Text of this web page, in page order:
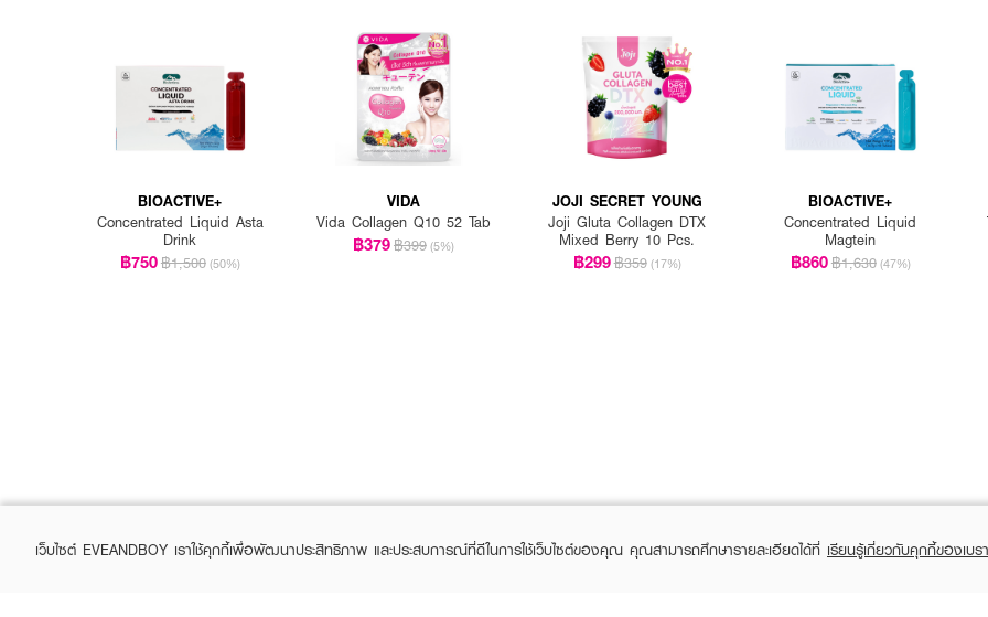
BIOACTIVE+
Concentrated Liquid Asta
Drink
฿750฿1,500 (50%)
VIDA
Vida Collagen Q10 52 Tab
฿379฿399 (5%)
JOJI SECRET YOUNG
Joji Gluta Collagen DTX
Mixed Berry 10 Pcs.
฿299฿359 (17%)
BIOACTIVE+
Concentrated Liquid
Magtein
฿860฿1,630 (47%)
เว็บไซต์ EVEANDBOY เราใช้คุกกี้เพื่อพัฒนาประสิทธิภาพ และประสบการณ์ที่ดีในการใช้เว็บไซต์ของคุณ คุณสามารถศึกษารายละเอียดได้ที่ เรียนรู้เกี่ยวกับคุกกี้ของเบร